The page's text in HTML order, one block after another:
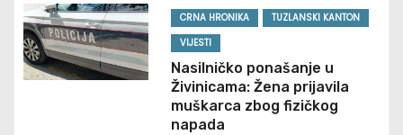
CRNA HRONIKA
TUZLANSKI KANTON
VIJESTI
Nasilničko ponašanje u
Živinicama: Žena prijavila
muškarca zbog fizičkog
napada